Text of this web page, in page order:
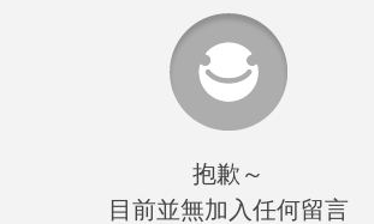
抱歉～
目前並無加入任何留言